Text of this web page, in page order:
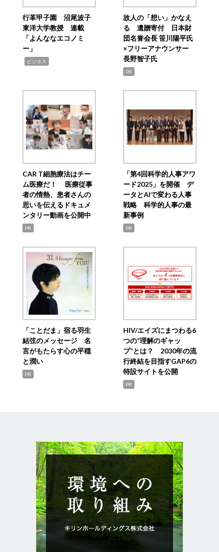
行革甲子園 沼尾波子
東洋大学教授 連載
「よんななエコノミ
ー」
ビジネス
故人の「想い」かなえ
る 遺贈寄付 日本財
団名誉会長 笹川陽平氏
×フリーアナウンサー
長野智子氏
PR
CAR T細胞療法はチー
ム医療だ！ 医療従事
者の情熱、患者さんの
思いを伝えるドキュメ
ンタリー動画を公開中
PR
「第4回科学的人事アワ
ード2025」を開催 デ
ータとAIで変わる人事
戦略 科学的人事の最
新事例
PR
「ことだま」宿る羽生
結弦のメッセージ 名
言がもたらす心の平穏
と潤い
PR
HIV/エイズにまつわる6
つの“理解のギャッ
プ”とは？ 2030年の流
行終結を目指すGAP6の
特設サイトを公開
PR